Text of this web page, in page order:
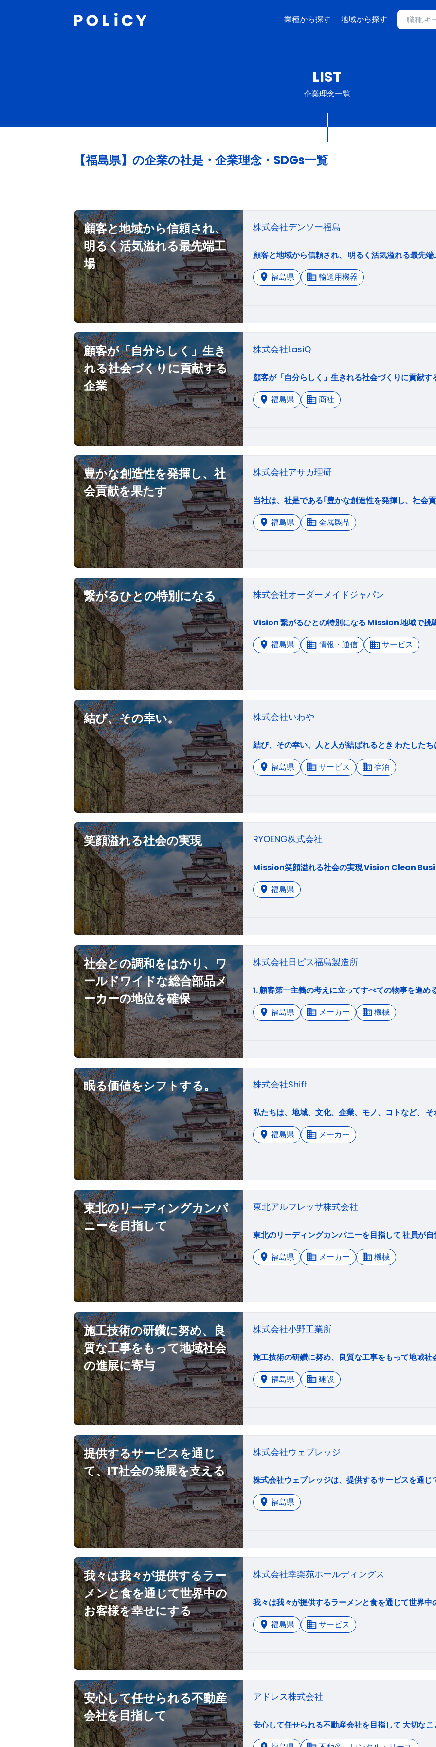
業種から探す 地域から探す
LIST
企業理念一覧
【福島県】 の企業の社是・企業理念・SDGs一覧
顧客と地域から信頼され、
明るく活気溢れる最先端工
場
株式会社デンソー福島
福島県
輸送用機器
顧客が「自分らしく」生き
れる社会づくりに貢献する
企業
株式会社LasiQ
福島県
商社
豊かな創造性を発揮し、社
会貢献を果たす
株式会社アサカ理研
福島県
金属製品
繋がるひとの特別になる 株式会社オーダーメイドジャパン
福島県
情報・通信 サービス
結び、その幸い。 株式会社いわや
福島県
サービス 宿泊
笑顔溢れる社会の実現 RYOENG株式会社
福島県
社会との調和をはかり、ワ
ールドワイドな総合部品メ
ーカーの地位を確保
株式会社日ピス福島製造所
福島県
メーカー 機械
眠る価値をシフトする。 株式会社Shift
福島県
メーカー
東北のリーディングカンパ
ニーを目指して
東北アルフレッサ株式会社
福島県
メーカー 機械
施工技術の研鑽に努め、良
質な工事をもって地域社会
の進展に寄与
株式会社小野工業所
施工技術の研鑽に努め、良質な工事をもって地域社
福島県
建設
提供するサービスを通じ
て、IT社会の発展を支える
株式会社ウェブレッジ
福島県
我々は我々が提供するラー
メンと食を通じて世界中の
お客様を幸せにする
株式会社幸楽苑ホールディングス
福島県
サービス
安心して任せられる不動産
会社を目指して
アドレス株式会社